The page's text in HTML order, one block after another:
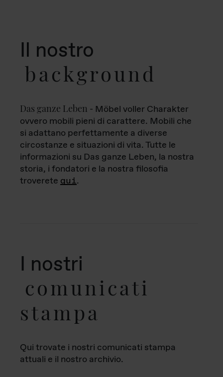
Il nostro
background
Das ganze Leben - Möbel voller Charakter
ovvero mobili pieni di carattere. Mobili che
si adattano perfettamente a diverse
circostanze e situazioni di vita. Tutte le
informazioni su Das ganze Leben, la nostra
storia, i fondatori e la nostra filosofia
troverete qui.
I nostri
comunicati
stampa
Qui trovate i nostri comunicati stampa
attuali e il nostro archivio.